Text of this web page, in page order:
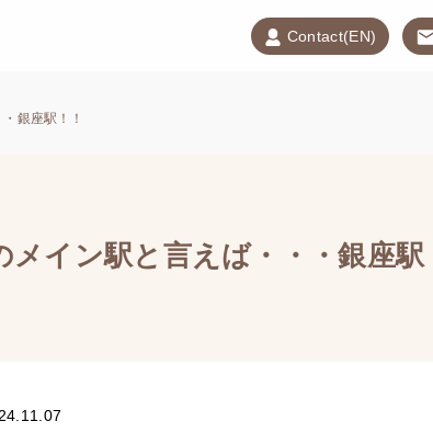
Contact(EN)
銀座駅！！
メイン駅と言えば・・・銀座駅